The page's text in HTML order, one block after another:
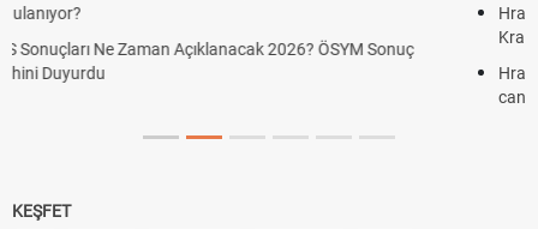
2026? ÖSYM Sonuç
Hradec Kralove Beşiktaş maçı şifresiz S
Kralove BJK link
Hradec Kralove Beşiktaş ücretsiz izle,
KEŞFET